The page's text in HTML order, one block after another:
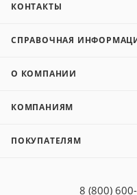
КОНТАКТЫ
СПРАВОЧНАЯ
О КОМПАНИИ
КОМПАНИЯМ
ПОКУПАТЕЛЯМ
8 (800)